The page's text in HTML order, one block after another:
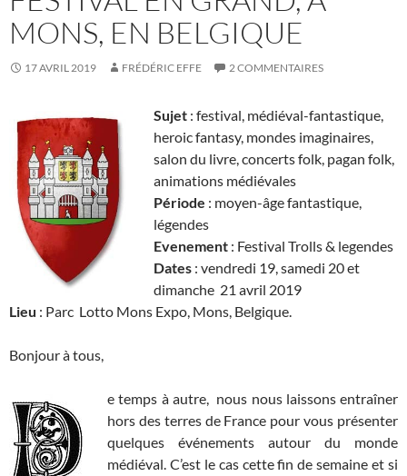
MONS, EN BELGIQUE
17 AVRIL 2019 FRÉDÉRIC EFFE 2 COMMENTAIRES
Sujet : festival, médiéval-fantastique,
heroic fantasy, mondes imaginaires,
salon du livre, concerts folk, pagan folk,
animations médiévales
Période : moyen-âge fantastique,
légendes
Evenement : Festival Trolls & legendes
Dates : vendredi 19, samedi 20 et
dimanche 21 avril 2019
Lieu : Parc Lotto Mons Expo, Mons, Belgique.
Bonjour à tous,
e temps à autre, nous nous laissons entraîner
hors des terres de France pour vous présenter
quelques événements autour du monde
médiéval. C’est le cas cette fin de semaine et si